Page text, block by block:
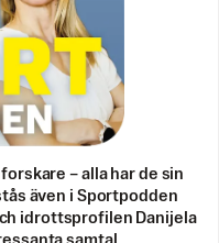
– alla har de sin
även i Sportpodden
idrottsprofilen Danijela